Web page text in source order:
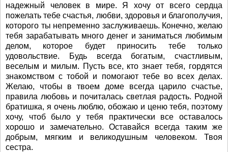
надежный человек в мире. Я хочу от всего сердца
пожелать тебе счастья, любви, здоровья и благополучия,
которого ты непременно заслуживаешь. Конечно, желаю
тебя зарабатывать много денег и заниматься любимым
делом, которое будет приносить тебе только
удовольствие. Будь всегда богатым, счастливым,
веселым и милым. Пусть все, кто знает тебя, гордятся
знакомством с тобой и помогают тебе во всех делах.
Желаю, чтобы в твоем доме всегда царило счастье,
правила любовь и почиталась светлая радость. Родной
братишка, я очень люблю, обожаю и ценю тебя, поэтому
хочу, чтоб было у тебя практически все оставалось
хорошо и замечательно. Оставайся всегда таким же
добрым, мягким и великодушным человеком. Твоя
сестра.